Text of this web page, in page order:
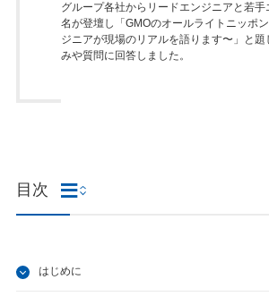
グループ各社からリードエンジニアと若
名が登壇し「GMOのオールライトニッポ
ジニアが現場のリアルを語ります〜」と
みや質問に回答しました。
目次
はじめに